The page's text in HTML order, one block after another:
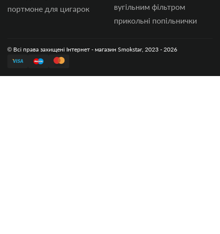
портмоне для цигарок
вугільним фільтром
прикольні попільнички
© Всі права захищені Інтернет - магазин Smokstar, 2023 - 2026